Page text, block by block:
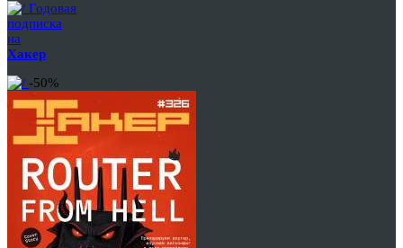
Годовая
подписка
на
Хакер
-50%